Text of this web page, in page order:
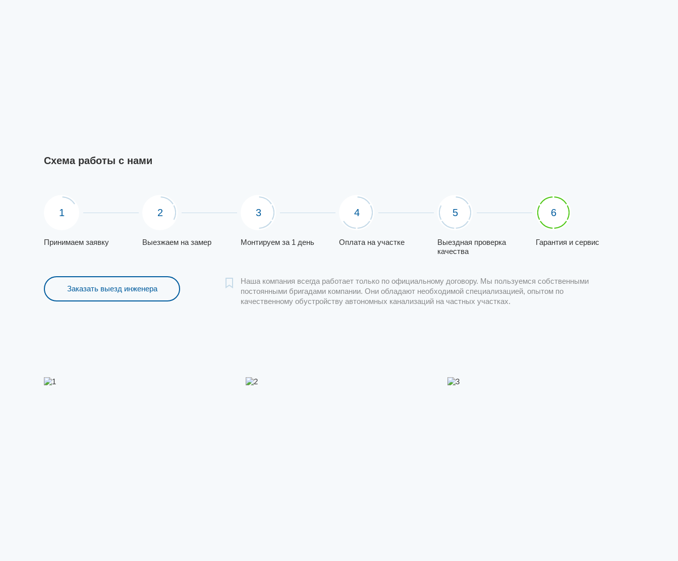
Схема работы с нами
1
Принимаем заявку
2
Выезжаем на замер
3
Монтируем за 1 день
4
Оплата на участке
5
Выездная проверка
качества
6
Гарантия и сервис
Заказать выезд инженера
Наша компания всегда работает только по официальному договору. Мы пользуемся собственными
постоянными бригадами компании. Они обладают необходимой специализацией, опытом по
качественному обустройству автономных канализаций на частных участках.